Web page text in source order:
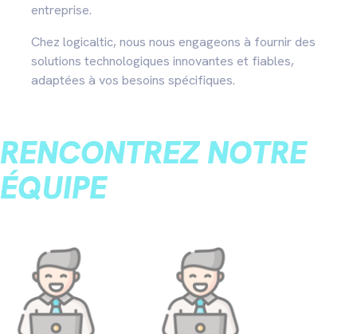
entreprise.
Chez logicaltic, nous nous engageons à fournir des
solutions technologiques innovantes et fiables,
adaptées à vos besoins spécifiques.
RENCONTREZ NOTRE
ÉQUIPE